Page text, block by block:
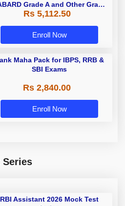
Grade A and Other Grade
A & Grade B Bank Exams
Rs 5,112.50
Enroll Now
Maha Pack for IBPS, RRB &
SBI Exams
Rs 2,840.00
Enroll Now
Series
RBI Assistant 2026 Mock Test